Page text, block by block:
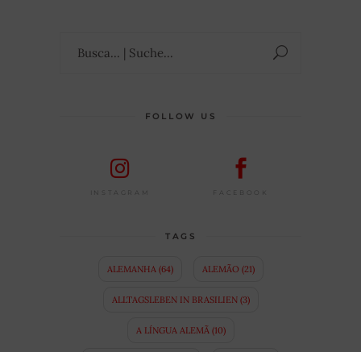
FOLLOW US
INSTAGRAM FACEBOOK
TAGS
ALEMANHA(64) ALEMÃO (21)
ALLTAGSLEBEN IN BRASILIEN(3)
A LÍNGUA ALEMÃ(10)